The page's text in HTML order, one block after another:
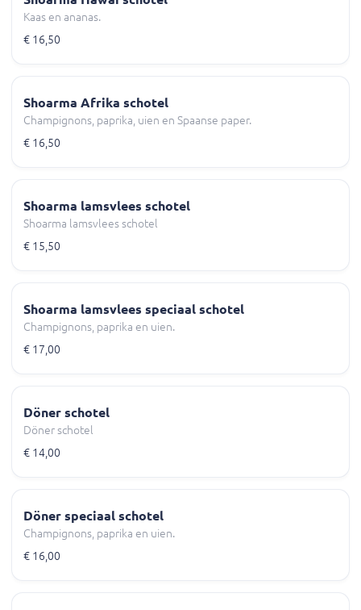
Kaas en ananas.
€ 16,50
Shoarma Afrika schotel
Champignons, paprika, uien en Spaanse paper.
€ 16,50
Shoarma lamsvlees schotel
Shoarma lamsvlees schotel
€ 15,50
Shoarma lamsvlees speciaal schotel
Champignons, paprika en uien.
€ 17,00
Döner schotel
Döner schotel
€ 14,00
Döner speciaal schotel
Champignons, paprika en uien.
€ 16,00